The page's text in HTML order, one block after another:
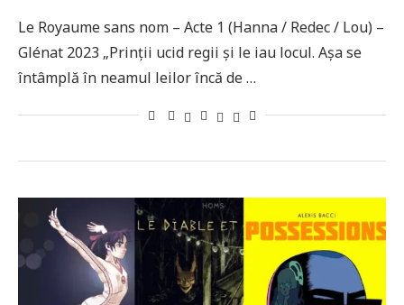
Le Royaume sans nom – Acte 1 (Hanna / Redec / Lou) –
Glénat 2023 „Prinții ucid regii și le iau locul. Așa se
întâmplă în neamul leilor încă de …